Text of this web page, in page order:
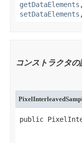
getDataElements
setDataElements
コンストラクタの
public